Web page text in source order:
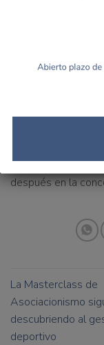
concienciación de
concierne a los
que ahora mismo
la gente
futbolista que
problema, que se
como fácil: “En
hablar de
de un evento que
todos los
después en la
La Masterclass de
Asociacionismo
descubriendo al
deportivo